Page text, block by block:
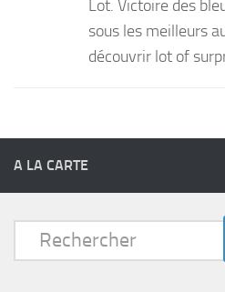
Lot. Victoire des
sous les meilleurs
découvrir lot of
A LA CARTE